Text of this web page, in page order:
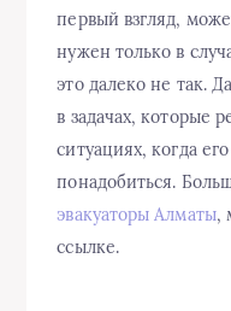
первый взгляд,
нужен только в
это далеко не так.
в задачах, которые
ситуациях, когда
понадобиться.
эвакуаторы Алматы,
ссылке.